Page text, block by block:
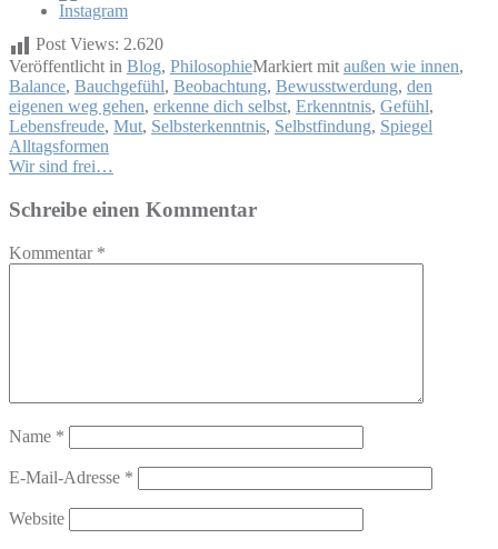
Post Views: 2.620
Veröffentlicht in Blog, PhilosophieMarkiert mitaußen wie innen,
Balance, Bauchgefühl, Beobachtung, Bewusstwerdung, den
eigenen weg gehen, erkenne dich selbst, Erkenntnis, Gefühl,
Lebensfreude, Mut, Selbsterkenntnis, Selbstfindung, Spiegel
Beitragsnavigation
Alltagsformen
Wir sind frei…
Schreibe einen Kommentar
Kommentar *
Name *
E-Mail-Adresse *
Website